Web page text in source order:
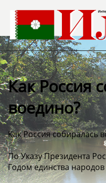
Как Россия
воедино?
Как Россия собиралась
По Указу Президента
Годом единства